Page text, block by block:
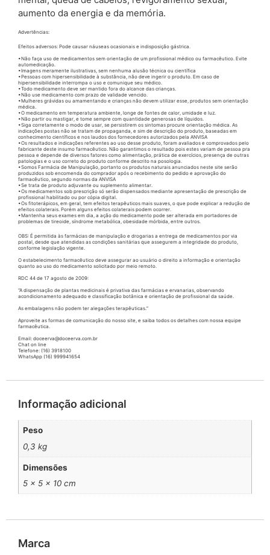
aumento da energia e da memória.
Advertências:
Efeitos adversos: Pode causar náuseas ocasionais e indisposição gástrica.
•Não faça uso de medicamentos sem orientação de um profissional médico ou farmacêutico. Evite
automedicação.
•Imagens meramente ilustrativas, sem nenhuma alusão técnica ou científica
•Pessoas com hipersensibilidade à substância, não deve ingerir o produto. Em caso de
hipersensibilidade interrompa o uso e comunique seu médico.
•Todo medicamento deve ser mantido fora do alcance das crianças.
•Não use medicamento com prazo de validade vencido.
•Mulheres grávidas ou amamentando e crianças não devem utilizar esse, produtos sem orientação
médica.
•O medicamento em temperatura ambiente, longe de fontes de calor, umidade e luz.
•Não partir ou mastigar, e tome sempre com quantidade generosas de líquidos.
•Siga corretamente o modo de usar, se persistirem os sintomas procure orientação médica. As
indicações postas não se tratam de propaganda, e sim de descrição do produto, baseadas em
conhecimento científicos e nos laudos dos fornecedores autorizados pela ANVISA
•Os resultados e indicações referentes ao uso desse produto, foram avaliados e comprovados pelo
fabricante deste insumo farmacêutico. Não garantimos o resultado pois estes variam de pessoa pra
pessoa e depende de diversos fatores como alimentação, prática de exercícios, presença de outras
patologias e o uso correto do produto conforme descrito na posologia.
•Somos Farmácia de Manipulação, portanto os produtos naturais anunciados neste site serão
produzidos sob encomenda do comprador após o recebimento do pedido e aprovação do
farmacêutico, segundo normas da ANVISA
•Se trata de produto adjuvante ou suplemento alimentar.
•Os medicamentos sob prescrição só serão dispensados mediante apresentação de prescrição de
profissional habilitado ou por cópia digital.
•Os fitoterápicos, em geral, tem efeitos terapêuticos mais suaves, o que pode explicar a redução de
efeitos colaterais. Porém alguns efeitos colaterais podem ocorrer.
•Mantenha seus exames em dia, a ação do medicamento pode ser alterada em portadores de
problemas de tireoide, síndrome metabólica, obesidade mórbida, entre outros.
OBS: É permitida às farmácias de manipulação e drogarias a entrega de medicamentos por via
postal, desde que atendidas as condições sanitárias que assegurem a integridade do produto,
conforme legislação vigente.
O estabelecimento farmacêutico deve assegurar ao usuário o direito a informação e orientação
quanto ao uso do medicamento solicitado por meio remoto.
RDC 44 de 17 agosto de 2009:
“A dispensação de plantas medicinais é privativa das farmácias e ervanarias, observando
acondicionamento adequado e classificação botânica e orientação de profissional da saúde.
As embalagens não podem ter alegações terapêuticas.”
Aproveite as formas de comunicação do nosso site, e saiba todos os detalhes com nossa equipe
farmacêutica.
Email: doceerva@doceerva.com.br
Chat on line
Telefone: (16) 3918100
WhatsApp (16) 999941654
Informação adicional
Peso
0,3 kg
Dimensões
5 × 5 × 10 cm
Marca